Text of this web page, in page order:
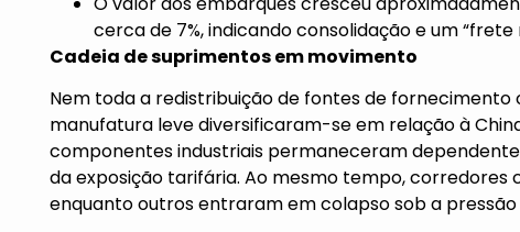
cerca de 7%, indicando consolidação e um
Cadeia de suprimentos em movimento
Nem toda a redistribuição de fontes de
manufatura leve diversificaram-se em relação à
componentes industriais permaneceram
da exposição tarifária. Ao mesmo tempo,
enquanto outros entraram em colapso sob a